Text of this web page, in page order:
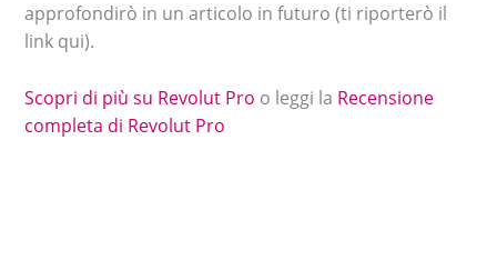
approfondirò in un articolo in futuro (ti riporterò il
link qui).
Scopri di più su Revolut Pro o leggi la Recensione
completa di Revolut Pro